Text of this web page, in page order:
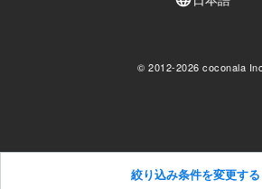
絞り込み条件を変更する